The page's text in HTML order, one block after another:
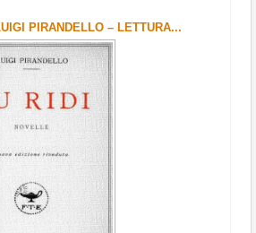
PIRANDELLO – LETTURA...